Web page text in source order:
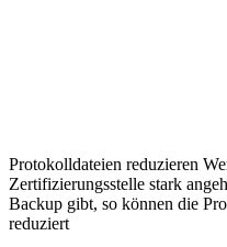
Protokolldateien reduzieren
Zertifizierungsstelle stark
Backup gibt, so können die
reduziert